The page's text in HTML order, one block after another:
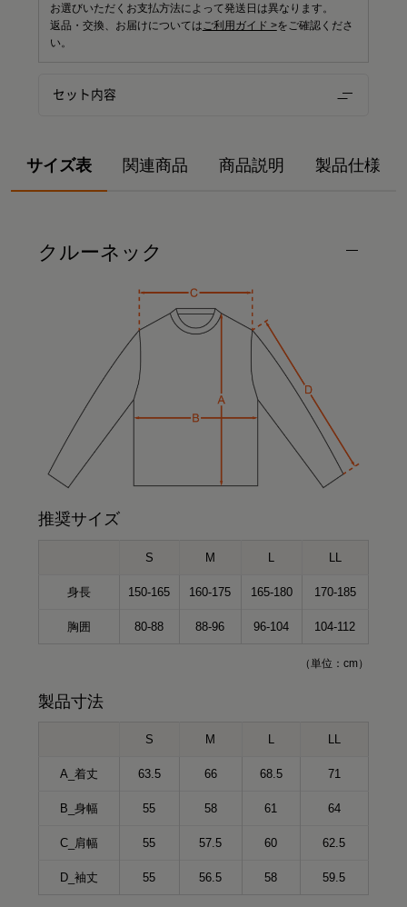
お選びいただくお支払方法によって発送日は異なります。
返品・交換、お届けについては ご利用ガイド >をご確認くださ
い。
セット内容
サイズ表 関連商品 商品説明 製品仕様
クルーネック
推奨サイズ
S M L LL
身長 150-165 160-175 165-180 170-185
胸囲 80-88 88-96 96-104 104-112
（単位：cm）
製品寸法
S M L LL
A_着丈 63.5 66 68.5 71
B_身幅 55 58 61 64
C_肩幅 55 57.5 60 62.5
D_袖丈 55 56.5 58 59.5